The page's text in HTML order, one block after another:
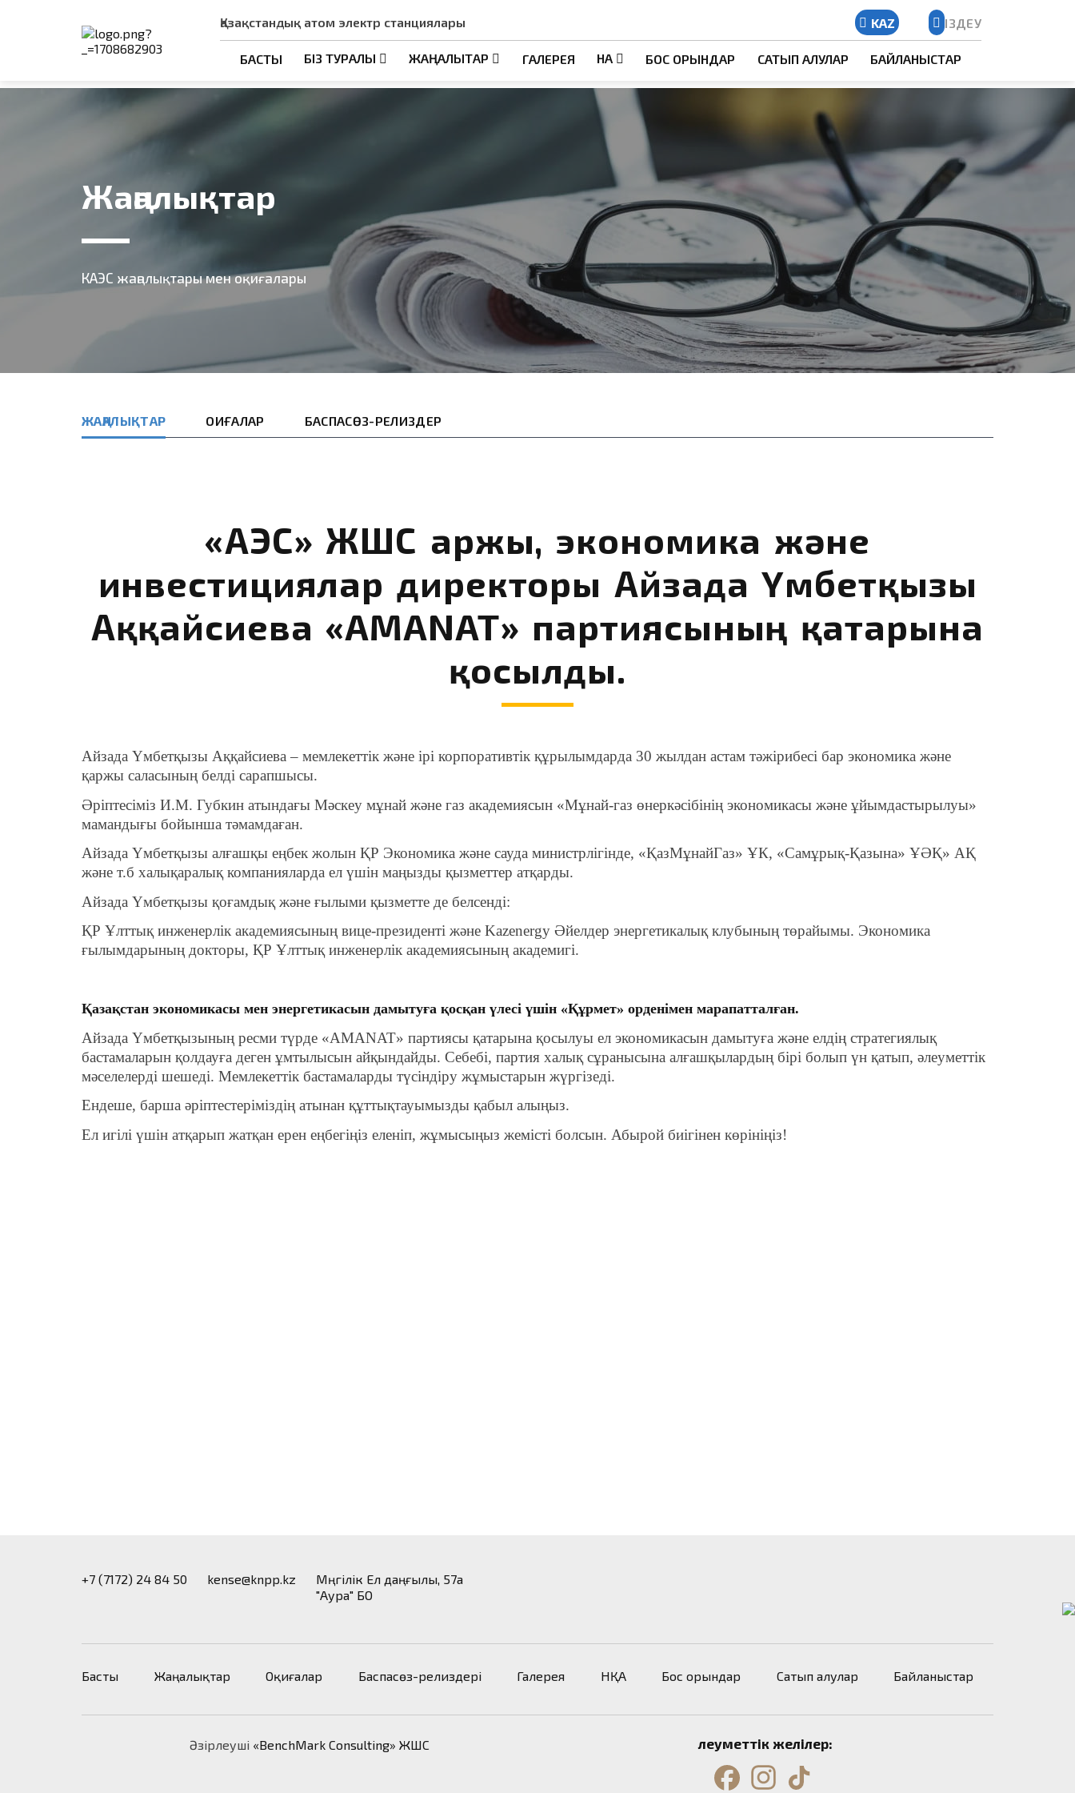
Қазақстандық атом электр станциялары
KAZ
ІЗДЕУ
БАСТЫ БІЗ ТУРАЛЫ ЖАҢАЛЫҚТАР ГАЛЕРЕЯ НҚА БОС ОРЫНДАР САТЫП АЛУЛАР БАЙЛАНЫСТАР
Жаңалықтар
КАЭС жаңалықтары мен оқиғалары
ЖАҢАЛЫҚТАР ОҚИҒАЛАР БАСПАСӨЗ-РЕЛИЗДЕР
«ҚАЭС» ЖШС Қаржы, экономика және
инвестициялар директоры Айзада Үмбетқызы
Аққайсиева «AMANAT» партиясының қатарына
қосылды.
Айзада Үмбетқызы Аққайсиева – мемлекеттік және ірі корпоративтік құрылымдарда 30 жылдан астам тәжірибесі бар экономика және
қаржы саласының белді сарапшысы.
Әріптесіміз И.М. Губкин атындағы Мәскеу мұнай және газ академиясын «Мұнай-газ өнеркәсібінің экономикасы және ұйымдастырылуы»
мамандығы бойынша тәмамдаған.
Айзада Үмбетқызы алғашқы еңбек жолын ҚР Экономика және сауда министрлігінде, «ҚазМұнайГаз» ҰК, «Самұрық-Қазына» ҰӘҚ» АҚ
және т.б халықаралық компанияларда ел үшін маңызды қызметтер атқарды.
Айзада Үмбетқызы қоғамдық және ғылыми қызметте де белсенді:
ҚР Ұлттық инженерлік академиясының вице-президенті және Kazenergy Әйелдер энергетикалық клубының төрайымы. Экономика
ғылымдарының докторы, ҚР Ұлттық инженерлік академиясының академигі.
Қазақстан экономикасы мен энергетикасын дамытуға қосқан үлесі үшін «Құрмет» орденімен марапатталған.
Айзада Үмбетқызының ресми түрде «AMANAT» партиясы қатарына қосылуы ел экономикасын дамытуға және елдің стратегиялық
бастамаларын қолдауға деген ұмтылысын айқындайды. Себебі, партия халық сұранысына алғашқылардың бірі болып үн қатып, әлеуметтік
мәселелерді шешеді. Мемлекеттік бастамаларды түсіндіру жұмыстарын жүргізеді.
Ендеше, барша әріптестеріміздің атынан құттықтауымызды қабыл алыңыз.
Ел игілі үшін атқарып жатқан ерен еңбегіңіз еленіп, жұмысыңыз жемісті болсын. Абырой биігінен көрініңіз!
+7 (7172) 24 84 50 kense@knpp.kz
​Мәңгілік Ел даңғылы, 57а
"Аура" БО
Басты Жаңалықтар Оқиғалар Баспасөз-релиздері Галерея НҚА Бос орындар Сатып алулар Байланыстар
Әзірлеуші «BenchMark Consulting» ЖШС Әлеуметтік желілер: